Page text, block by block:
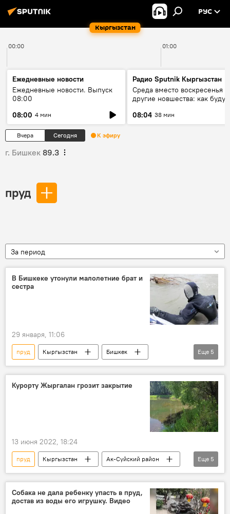
Кыргызстан
РУС
00:00 01:00
Ежедневные новости
Ежедневные новости. Выпуск
08:00
08:00 4 мин
Радио Sputnik Кыргызстан
Среда вместо воскресенья и
другие новшества: как будут
08:04 38 мин
Вчера Сегодня К эфиру
г. Бишкек 89.3
пруд
За период
В Бишкеке утонули малолетние брат и
сестра
29 января, 11:06
пруд Кыргызстан
Бишкек
утонувшие
мальчик
девочка
смерть
МЧС
Еще 5
Курорту Жыргалан грозит закрытие
13 июня 2022, 18:24
пруд Кыргызстан
Ак-Суйский район
Жыргалан
курорт
вода
загрязнение
проверка
Еще 5
Собака не дала ребенку упасть в пруд,
достав из воды его игрушку. Видео